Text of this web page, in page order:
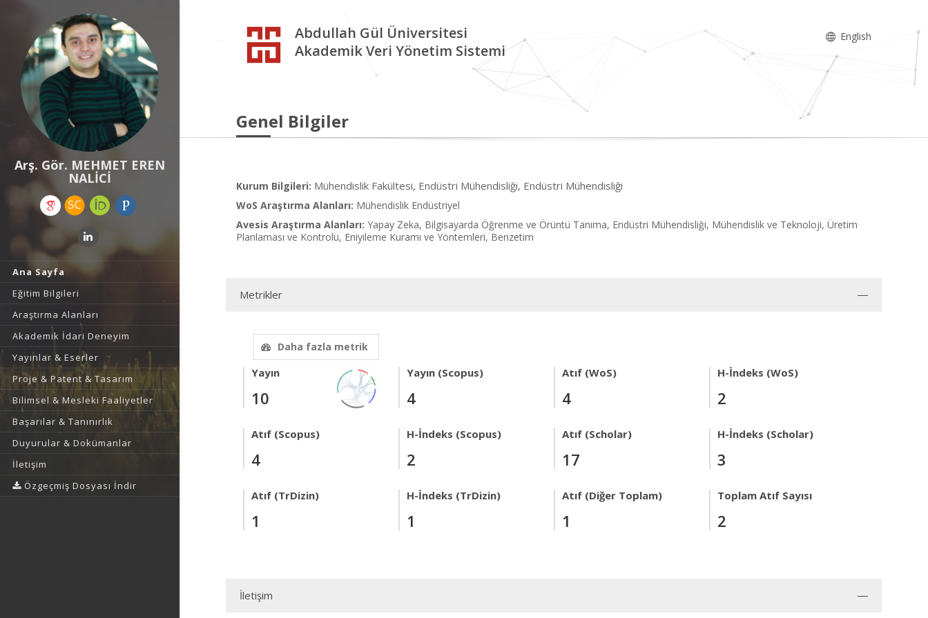
Arş. Gör. MEHMET EREN
NALİCİ
Ana Sayfa
Eğitim Bilgileri
Araştırma Alanları
Akademik İdari Deneyim
Yayınlar & Eserler
Proje & Patent & Tasarım
Bilimsel & Mesleki Faaliyetler
Başarılar & Tanınırlık
Duyurular & Dokümanlar
İletişim
Özgeçmiş Dosyası İndir
Abdullah Gül Üniversitesi
Akademik Veri Yönetim Sistemi
English
Genel Bilgiler
Kurum Bilgileri: Mühendislik Fakültesi, Endüstri Mühendisliği, Endüstri Mühendisliği
WoS Araştırma Alanları: Mühendislik Endüstriyel
Avesis Araştırma Alanları: Yapay Zeka, Bilgisayarda Öğrenme ve Örüntü Tanıma, Endüstri Mühendisliği, Mühendislik ve Teknoloji, Üretim
Planlaması ve Kontrolü, Eniyileme Kuramı ve Yöntemleri, Benzetim
Metrikler
Daha fazla metrik
Yayın
10
Yayın (Scopus)
4
Atıf (WoS)
4
H-İndeks (WoS)
2
Atıf (Scopus)
4
H-İndeks (Scopus)
2
Atıf (Scholar)
17
H-İndeks (Scholar)
3
Atıf (TrDizin)
1
H-İndeks (TrDizin)
1
Atıf (Diğer Toplam)
1
Toplam Atıf Sayısı
2
İletişim